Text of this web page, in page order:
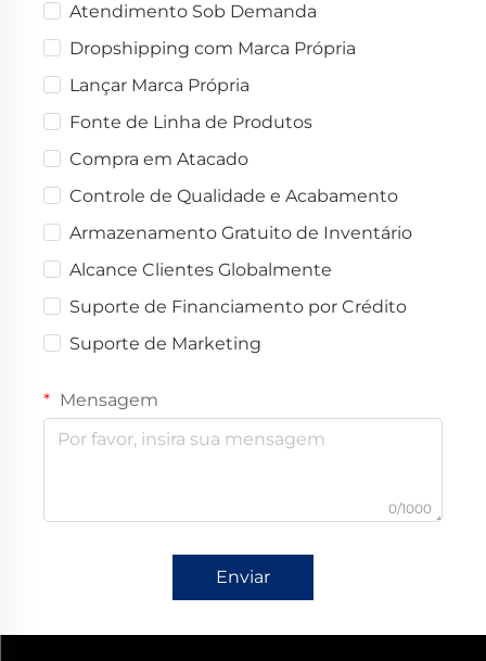
Atendimento Sob Demanda
Dropshipping com Marca Própria
Lançar Marca Própria
Fonte de Linha de Produtos
Compra em Atacado
Controle de Qualidade e Acabamento
Armazenamento Gratuito de Inventário
Alcance Clientes Globalmente
Suporte de Financiamento por Crédito
Suporte de Marketing
Mensagem
0/1000
Enviar